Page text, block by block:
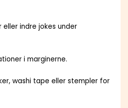
indre jokes under
i marginerne.
washi tape eller stempler for